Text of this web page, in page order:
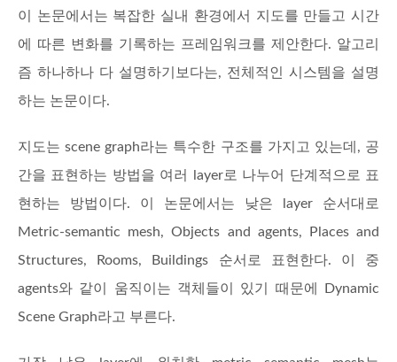
이 논문에서는 복잡한 실내 환경에서 지도를 만들고 시간
에 따른 변화를 기록하는 프레임워크를 제안한다. 알고리
즘 하나하나 다 설명하기보다는, 전체적인 시스템을 설명
하는 논문이다.
지도는 scene graph라는 특수한 구조를 가지고 있는데, 공
간을 표현하는 방법을 여러 layer로 나누어 단계적으로 표
현하는 방법이다. 이 논문에서는 낮은 layer 순서대로
Metric-semantic mesh, Objects and agents, Places and
Structures, Rooms, Buildings 순서로 표현한다. 이 중
agents와 같이 움직이는 객체들이 있기 때문에 Dynamic
Scene Graph라고 부른다.